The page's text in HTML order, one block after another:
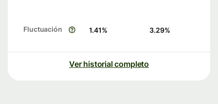
Fluctuación 1.41% 3.29%
Ver historial completo